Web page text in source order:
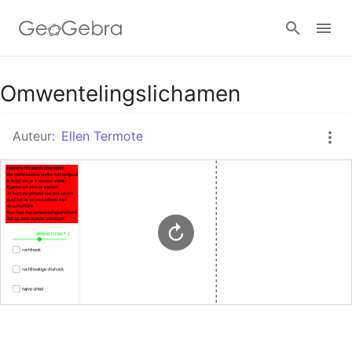
Google Classroom
GeoGebra Klaslokaal
Omwentelingslichamen
Auteur: Ellen Termote